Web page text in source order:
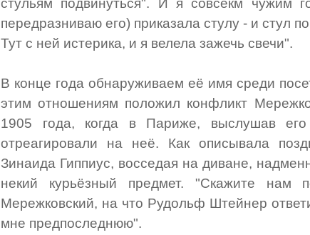
стульям подвинуться". И я совсекм чужим
передразниваю его) приказала стулу - и стул
Тут с ней истерика, и я велела зажечь свечи".
В конце года обнаруживаем её имя среди
этим отношениям положил конфликт
1905 года, когда в Париже, выслушав
отреагировали на неё. Как описывала
Зинаида Гиппиус, восседая на диване,
некий курьёзный предмет. "Скажите нам
Мережковский, на что Рудольф Штейнер
мне предпоследнюю".